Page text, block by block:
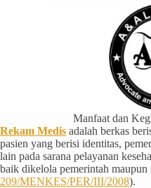
Manfaat dan
Rekam Medis adalah berkas
pasien yang berisi identitas,
lain pada sarana pelayanan
baik dikelola pemerintah maupun
209/MENKES/PER/III/2008).